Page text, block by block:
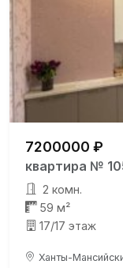
7200000 ₽
квартира №
2 комн.
59 м²
17/17 этаж
Ханты-